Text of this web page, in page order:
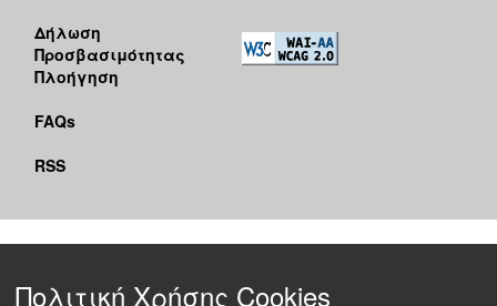
Δήλωση
Προσβασιμότητας
Πλοήγηση
FAQs
RSS
Πολιτική Χρήσης Cookies